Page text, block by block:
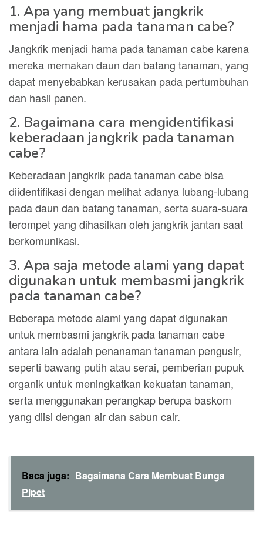
1. Apa yang membuat jangkrik
menjadi hama pada tanaman cabe?
Jangkrik menjadi hama pada tanaman cabe karena
mereka memakan daun dan batang tanaman, yang
dapat menyebabkan kerusakan pada pertumbuhan
dan hasil panen.
2. Bagaimana cara mengidentifikasi
keberadaan jangkrik pada tanaman
cabe?
Keberadaan jangkrik pada tanaman cabe bisa
diidentifikasi dengan melihat adanya lubang-lubang
pada daun dan batang tanaman, serta suara-suara
terompet yang dihasilkan oleh jangkrik jantan saat
berkomunikasi.
3. Apa saja metode alami yang dapat
digunakan untuk membasmi jangkrik
pada tanaman cabe?
Beberapa metode alami yang dapat digunakan
untuk membasmi jangkrik pada tanaman cabe
antara lain adalah penanaman tanaman pengusir,
seperti bawang putih atau serai, pemberian pupuk
organik untuk meningkatkan kekuatan tanaman,
serta menggunakan perangkap berupa baskom
yang diisi dengan air dan sabun cair.
Baca juga: Bagaimana Cara Membuat Bunga
Pipet